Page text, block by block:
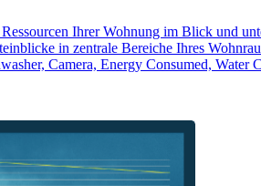
Ihrer Wohnung im Blick und
in zentrale Bereiche Ihres
Camera, Energy Consumed,